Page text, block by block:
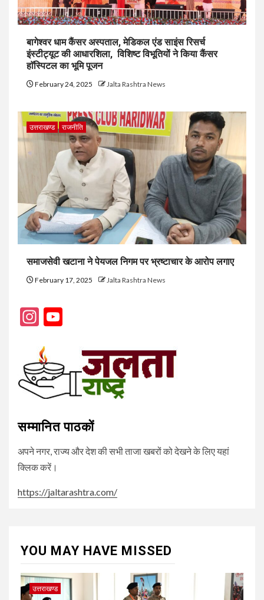
बागेश्वर धाम कैंसर अस्पताल, मेडिकल एंड साइंस रिसर्च
इंस्टीट्यूट की आधारशिला, विशिष्ट विभूतियों ने किया कैंसर
हाॅस्पिटल का भूमि पूजन
February 24, 2025 Jalta Rashtra News
उत्तराखण्ड राजनीति
समाजसेवी खटाना ने पेयजल निगम पर भ्रष्टाचार के आरोप लगाए
February 17, 2025 Jalta Rashtra News
Instagram
सम्मानित पाठकों
अपने नगर, राज्य और देश की सभी ताजा खबरों को देखने के लिए यहां
क्लिक करें।
https://jaltarashtra.com/
YOU MAY HAVE MISSED
उत्तराखण्ड